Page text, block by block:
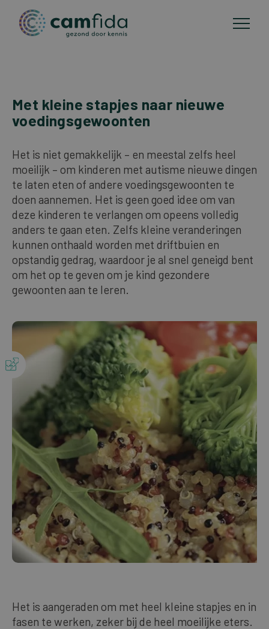
Overslaan
gaan
Met kleine stapjes naar nieuwe
voedingsgewoonten
Het is niet gemakkelijk – en meestal zelfs heel
moeilijk – om kinderen met autisme nieuwe dingen
te laten eten of andere voedingsgewoonten te
doen aannemen. Het is geen goed idee om van
deze kinderen te verlangen om opeens volledig
anders te gaan eten. Zelfs kleine veranderingen
kunnen onthaald worden met driftbuien en
opstandig gedrag, waardoor je al snel geneigd bent
om het op te geven om je kind gezondere
gewoonten aan te leren.
Het is aangeraden om met heel kleine stapjes en in
fasen te werken, zeker bij de heel moeilijke eters.
CAM-methoden
Publicaties
Over Camfida
Contact
Onze bestsellers
DUTCH